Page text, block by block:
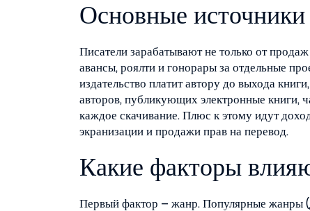
Основные источники
Писатели зарабатывают не только от
авансы, роялти и гонорары за отдельные
издательство платит автору до выхода
авторов, публикующих электронные книги,
каждое скачивание. Плюс к этому идут
экранизации и продажи прав на перевод.
Какие факторы
Первый фактор – жанр. Популярные жанры